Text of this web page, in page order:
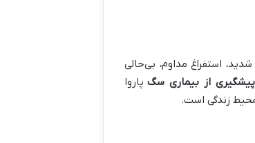
استفراغ مداوم، بی‌حالی
پیشگیری از بیماری سگ پاروا
زندگی است.